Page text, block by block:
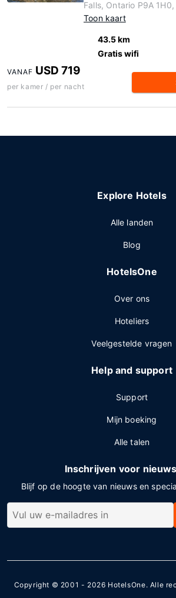
Falls, Ontario P9A 1H0,
Toon kaart
43.5 km
Gratis wifi
VANAF USD 719
per kamer / per nacht
Explore Hotels
Alle landen
Blog
HotelsOne
Over ons
Hoteliers
Veelgestelde vragen
Help and support
Support
Mijn boeking
Alle talen
Inschrijven voor
Blijf op de hoogte van nieuws en
Copyright © 2001 - 2026 HotelsOne. Alle